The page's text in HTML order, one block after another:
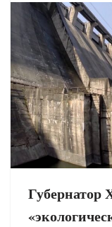
Губернатор